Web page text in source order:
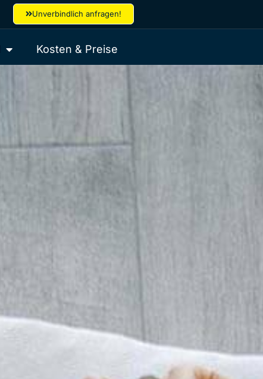
Unverbindlich anfragen!
Kosten & Preise